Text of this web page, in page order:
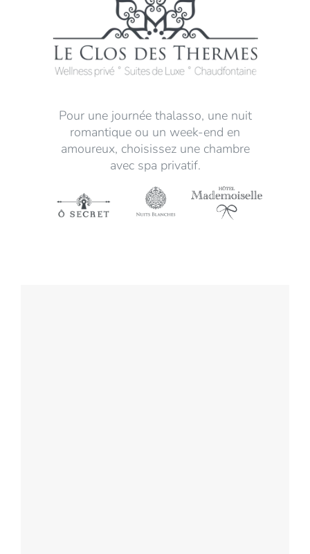
Pour une journée thalasso, une nuit
romantique ou un week-end en
amoureux, choisissez une chambre
avec spa privatif.